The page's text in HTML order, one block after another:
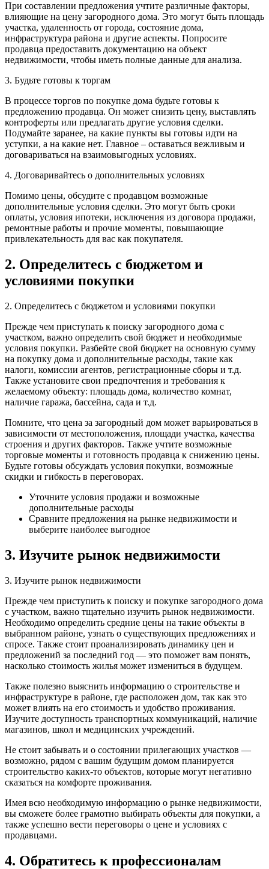
При составлении предложения учтите различные факторы,
влияющие на цену загородного дома. Это могут быть площадь
участка, удаленность от города, состояние дома,
инфраструктура района и другие аспекты. Попросите
продавца предоставить документацию на объект
недвижимости, чтобы иметь полные данные для анализа.
3. Будьте готовы к торгам
В процессе торгов по покупке дома будьте готовы к
предложению продавца. Он может снизить цену, выставлять
контроферты или предлагать другие условия сделки.
Подумайте заранее, на какие пункты вы готовы идти на
уступки, а на какие нет. Главное – оставаться вежливым и
договариваться на взаимовыгодных условиях.
4. Договаривайтесь о дополнительных условиях
Помимо цены, обсудите с продавцом возможные
дополнительные условия сделки. Это могут быть сроки
оплаты, условия ипотеки, исключения из договора продажи,
ремонтные работы и прочие моменты, повышающие
привлекательность для вас как покупателя.
2. Определитесь с бюджетом и
условиями покупки
2. Определитесь с бюджетом и условиями покупки
Прежде чем приступать к поиску загородного дома с
участком, важно определить свой бюджет и необходимые
условия покупки. Разбейте свой бюджет на основную сумму
на покупку дома и дополнительные расходы, такие как
налоги, комиссии агентов, регистрационные сборы и т.д.
Также установите свои предпочтения и требования к
желаемому объекту: площадь дома, количество комнат,
наличие гаража, бассейна, сада и т.д.
Помните, что цена за загородный дом может варьироваться в
зависимости от местоположения, площади участка, качества
строения и других факторов. Также учтите возможные
торговые моменты и готовность продавца к снижению цены.
Будьте готовы обсуждать условия покупки, возможные
скидки и гибкость в переговорах.
Уточните условия продажи и возможные
дополнительные расходы
Сравните предложения на рынке недвижимости и
выберите наиболее выгодное
3. Изучите рынок недвижимости
3. Изучите рынок недвижимости
Прежде чем приступить к поиску и покупке загородного дома
с участком, важно тщательно изучить рынок недвижимости.
Необходимо определить средние цены на такие объекты в
выбранном районе, узнать о существующих предложениях и
спросе. Также стоит проанализировать динамику цен и
предложений за последний год — это поможет вам понять,
насколько стоимость жилья может измениться в будущем.
Также полезно выяснить информацию о строительстве и
инфраструктуре в районе, где расположен дом, так как это
может влиять на его стоимость и удобство проживания.
Изучите доступность транспортных коммуникаций, наличие
магазинов, школ и медицинских учреждений.
Не стоит забывать и о состоянии прилегающих участков —
возможно, рядом с вашим будущим домом планируется
строительство каких-то объектов, которые могут негативно
сказаться на комфорте проживания.
Имея всю необходимую информацию о рынке недвижимости,
вы сможете более грамотно выбирать объекты для покупки, а
также успешно вести переговоры о цене и условиях с
продавцами.
4. Обратитесь к профессионалам